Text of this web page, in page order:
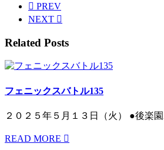
PREV
NEXT
Related Posts
フェニックスバトル135
２０２５年５月１３日（火） ●後
READ MORE